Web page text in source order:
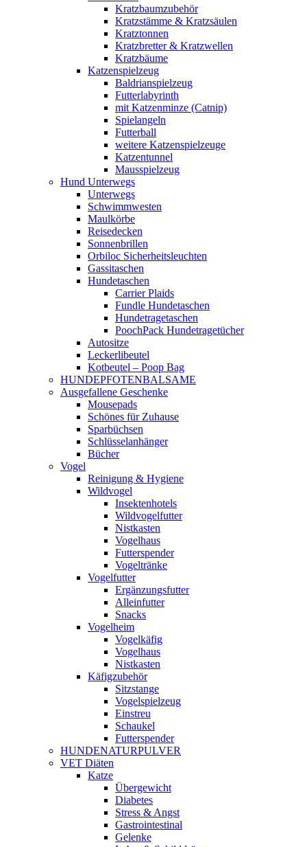
Kratzbaumzubehör
Kratzstämme & Kratzsäulen
Kratztonnen
Kratzbretter & Kratzwellen
Kratzbäume
Katzenspielzeug
Baldrianspielzeug
Futterlabyrinth
mit Katzenminze (Catnip)
Spielangeln
Futterball
weitere Katzenspielzeuge
Katzentunnel
Mausspielzeug
Hund Unterwegs
Unterwegs
Schwimmwesten
Maulkörbe
Reisedecken
Sonnenbrillen
Orbiloc Sicherheitsleuchten
Gassitaschen
Hundetaschen
Carrier Plaids
Fundle Hundetaschen
Hundetragetaschen
PoochPack Hundetragetücher
Autositze
Leckerlibeutel
Kotbeutel – Poop Bag
HUNDEPFOTENBALSAME
Ausgefallene Geschenke
Mousepads
Schönes für Zuhause
Sparbüchsen
Schlüsselanhänger
Bücher
Vogel
Reinigung & Hygiene
Wildvogel
Insektenhotels
Wildvogelfutter
Nistkasten
Vogelhaus
Futterspender
Vogeltränke
Vogelfutter
Ergänzungsfutter
Alleinfutter
Snacks
Vogelheim
Vogelkäfig
Vogelhaus
Nistkasten
Käfigzubehör
Sitzstange
Vogelspielzeug
Einstreu
Schaukel
Futterspender
HUNDENATURPULVER
VET Diäten
Katze
Übergewicht
Diabetes
Stress & Angst
Gastrointestinal
Gelenke